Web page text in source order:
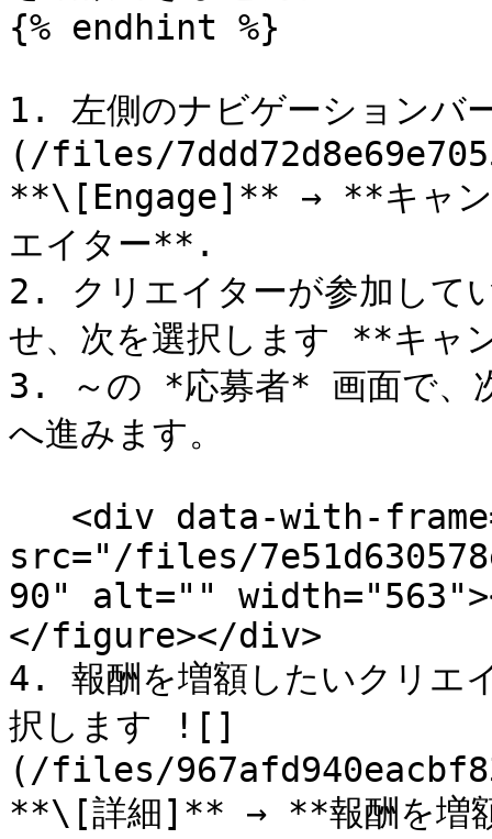
{% endhint %}
1. 左側のナビゲーション
(/files/
**\[Engage]** → **キャン
エイター**.
2. クリエイターが参加して
せ、次を選択します **キャ
3. ～の *応募者* 画面で、
へ進みます。
src="/files/
90" alt=""
</figure></div>
4. 報酬を増額したいクリエ
択します ![]
(/files/
**\[詳細]** → **報酬を増